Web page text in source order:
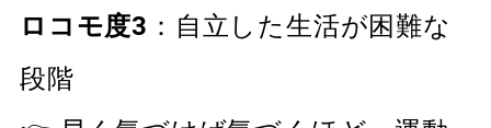
ロコモ度3 ：自立した生活が困難な
段階